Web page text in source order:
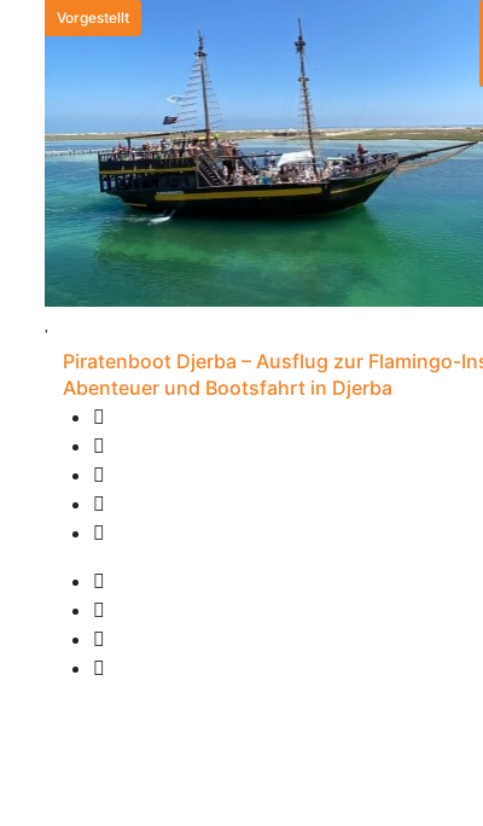
Vorgestellt
Piratenboot Djerba – Ausflug zur Flamingo-
Abenteuer und Bootsfahrt in Djerba